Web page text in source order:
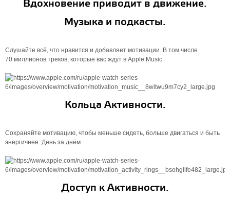
Вдохновение приводит в движение.
Музыка и подкасты.
Слушайте всё, что нравится и добавляет мотивации. В том числе
70 миллионов треков, которые вас ждут в Apple Music.
Кольца Активности.
Сохраняйте мотивацию, чтобы меньше сидеть, больше двигаться и быть
энергичнее. День за днём.
Доступ к Активности.